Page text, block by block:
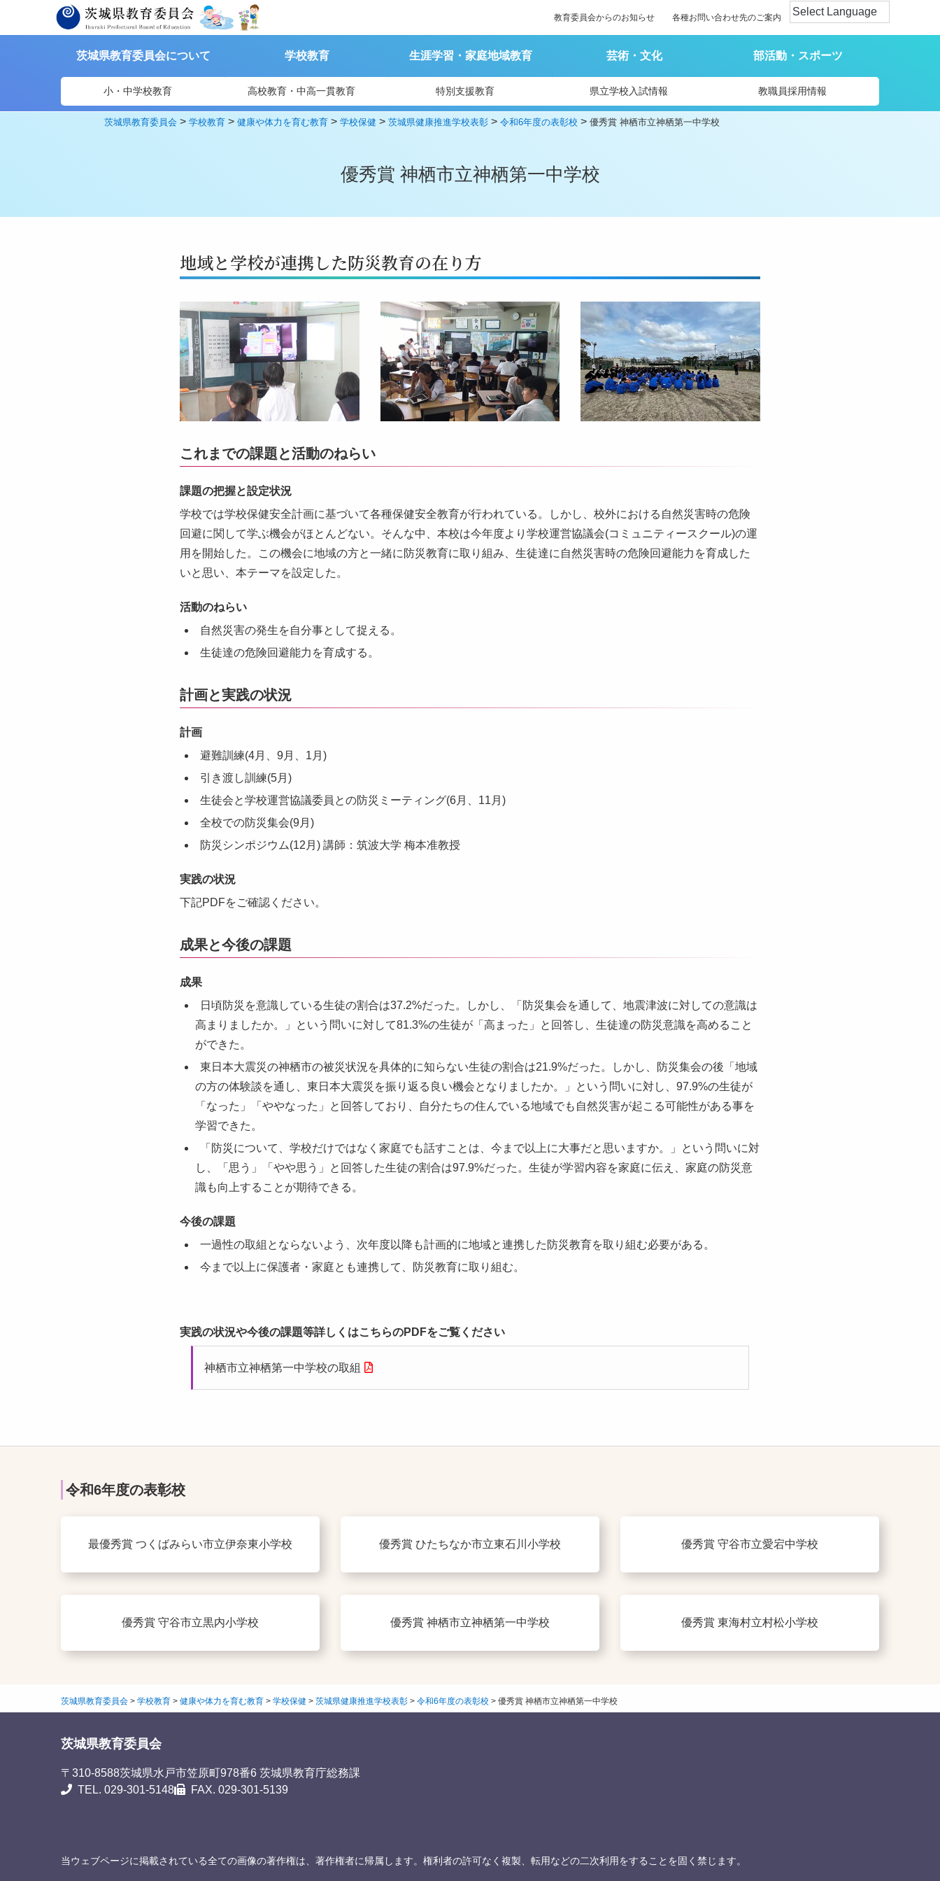
教育委員会からのお知らせ 各種お問い合わせ先のご案内
茨城県教育委員会について 学校教育 生涯学習・家庭地域教育 芸術・文化 部活動・スポーツ
小・中学校教育 高校教育・中高一貫教育 特別支援教育 県立学校入試情報 教職員採用情報
茨城県教育委員会 >学校教育 >健康や体力を育む教育 >学校保健 >茨城県健康推進学校表彰 >令和6年度の表彰校 >優秀賞 神栖市立神栖第一中学校
優秀賞 神栖市立神栖第一中学校
地域と学校が連携した防災教育の在り方
これまでの課題と活動のねらい
課題の把握と設定状況
学校では学校保健安全計画に基づいて各種保健安全教育が行われている。しかし、校外における自然災害時の危険
回避に関して学ぶ機会がほとんどない。そんな中、本校は今年度より学校運営協議会(コミュニティースクール)の運
用を開始した。この機会に地域の方と一緒に防災教育に取り組み、生徒達に自然災害時の危険回避能力を育成した
いと思い、本テーマを設定した。
活動のねらい
自然災害の発生を自分事として捉える。
生徒達の危険回避能力を育成する。
計画と実践の状況
計画
避難訓練(4月、9月、1月)
引き渡し訓練(5月)
生徒会と学校運営協議委員との防災ミーティング(6月、11月)
全校での防災集会(9月)
防災シンポジウム(12月) 講師：筑波大学 梅本准教授
実践の状況
下記PDFをご確認ください。
成果と今後の課題
成果
日頃防災を意識している生徒の割合は37.2%だった。しかし、「防災集会を通して、地震津波に対しての意識は
高まりましたか。」という問いに対して81.3%の生徒が「高まった」と回答し、生徒達の防災意識を高めること
ができた。
東日本大震災の神栖市の被災状況を具体的に知らない生徒の割合は21.9%だった。しかし、防災集会の後「地域
の方の体験談を通し、東日本大震災を振り返る良い機会となりましたか。」という問いに対し、97.9%の生徒が
「なった」「ややなった」と回答しており、自分たちの住んでいる地域でも自然災害が起こる可能性がある事を
学習できた。
「防災について、学校だけではなく家庭でも話すことは、今まで以上に大事だと思いますか。」という問いに対
し、「思う」「やや思う」と回答した生徒の割合は97.9%だった。生徒が学習内容を家庭に伝え、家庭の防災意
識も向上することが期待できる。
今後の課題
一過性の取組とならないよう、次年度以降も計画的に地域と連携した防災教育を取り組む必要がある。
今まで以上に保護者・家庭とも連携して、防災教育に取り組む。
実践の状況や今後の課題等詳しくはこちらのPDFをご覧ください
神栖市立神栖第一中学校の取組
令和6年度の表彰校
最優秀賞 つくばみらい市立伊奈東小学校 優秀賞 ひたちなか市立東石川小学校 優秀賞 守谷市立愛宕中学校
優秀賞 守谷市立黒内小学校 優秀賞 神栖市立神栖第一中学校 優秀賞 東海村立村松小学校
茨城県教育委員会 > 学校教育 > 健康や体力を育む教育 > 学校保健 > 茨城県健康推進学校表彰 > 令和6年度の表彰校 > 優秀賞 神栖市立神栖第一中学校
茨城県教育委員会
〒310-8588茨城県水戸市笠原町978番6 茨城県教育庁総務課
TEL. 029-301-5148
FAX. 029-301-5139
当ウェブページに掲載されている全ての画像の著作権は、著作権者に帰属します。権利者の許可なく複製、転用などの二次利用をすることを固く禁じます。